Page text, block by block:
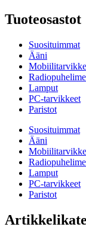
Tuoteosastot
Suosituimmat
Ääni
Lamput
PC-tarvikkeet
Paristot
Suosituimmat
Ääni
Lamput
PC-tarvikkeet
Paristot